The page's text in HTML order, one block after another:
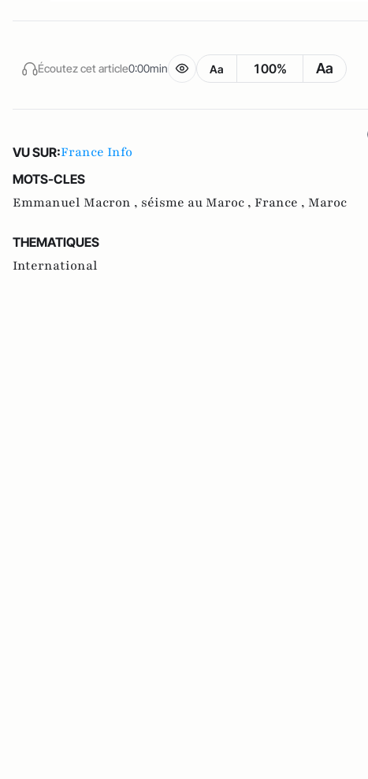
Écoutez cet article0:00min Aa 100% Aa
VU SUR:France Info
MOTS-CLES
Emmanuel Macron , séisme au Maroc , France , Maroc
THEMATIQUES
International